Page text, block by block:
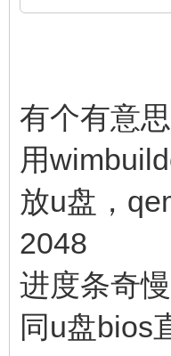
有个有意
用
放u盘，
2048
进度条奇慢
同u盘bios